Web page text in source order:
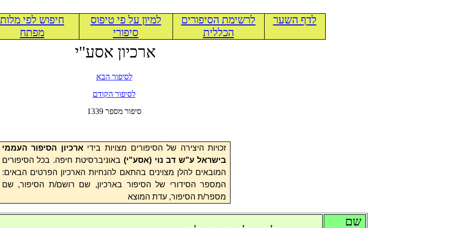
לדף השער
לרשימת הסיפורים
הכללית
למיון על פי טיפוס
סיפורי
חיפוש לפי מלות
מפתח
ארכיון אסע"י
לסיפור הבא
לסיפור הקודם
1339 סיפור מספר
זכויות היצירה של הסיפורים מצויות בידי ארכיון הסיפור העממי
בישראל ע"ש דב נוי (אסע"י) באוניברסיטת חיפה. בכל הסיפורים
המובאים להלן מצוינים בהתאם להנחיות הארכיון הפרטים הבאים:
המספר הסידורי של הסיפור בארכיון, שם רושם/ת הסיפור, שם
מספר/ת הסיפור, עדת המוצא
שם